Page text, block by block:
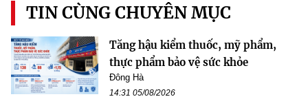
TIN CÙNG CHUYÊN MỤC
Tăng hậu kiểm thuốc, mỹ phẩm,
thực phẩm bảo vệ sức khỏe
Đông Hà
14:31 05/08/2026